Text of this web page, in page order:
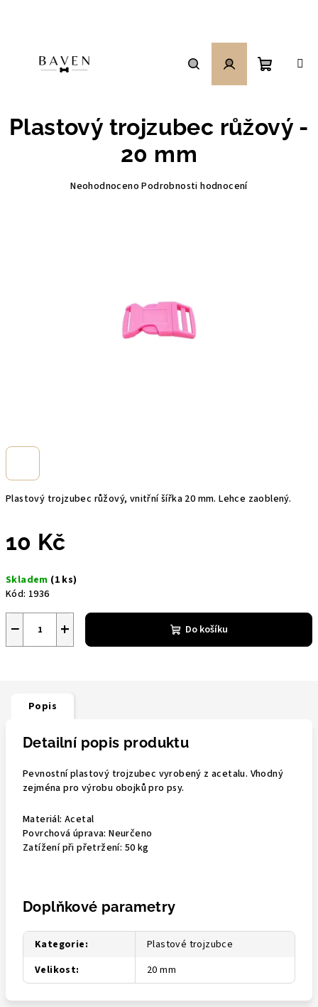
HledatPřihlášení
košík
Plastový trojzubec růžový, vnitřní šířka 20 mm. Lehce zaoblený.
10 Kč
cena:
Skladem (1 ks)
Kód: 1936
+
− Do košíku
Plastový trojzubec růžový -
20 mm
Průměrné
Neohodnoceno Podrobnosti hodnocení
Popis
Detailní popis produktu
Pevnostní plastový trojzubec vyrobený z acetalu. Vhodný
zejména pro výrobu obojků pro psy.
Materiál: Acetal
Povrchová úprava: Neurčeno
Zatížení při přetržení: 50 kg
Doplňkové parametry
Kategorie:
Plastové trojzubce
Velikost: 20 mm